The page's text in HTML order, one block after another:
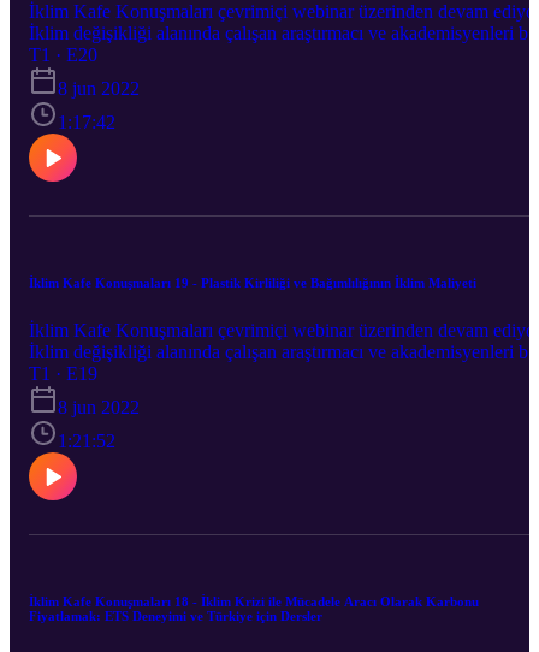
İklim Kafe Konuşmaları çevrimiçi webinar üzerinden devam
İklim değişikliği alanında çalışan araştırmacı ve akademisyenleri bir
araya getirdiğimiz İklim Kafe Konuşmaları’nın yirmincisi
Politik Ekonomisi ve Türkiye’nin Kömürden Çıkış Sürecinde
Ekolojik Hak Mücadelelerinin Rolü” 1 Haziran'da Ümit Şahin’in
moderatörlüğünde Ceren Ayas ile gerçekleşti.
T1 · E20
8 jun 2022
1:17:42
İklim Kafe Konuşmaları 19 - Plastik Kirliliği ve Bağımlılığının İklim Maliyeti
İklim Kafe Konuşmaları çevrimiçi webinar üzerinden devam
İklim değişikliği alanında çalışan araştırmacı ve akademisyenleri bir
araya getirdiğimiz İklim Kafe Konuşmaları’nın ondokuzuncusu
''Plastik Kirliliği ve Bağımlılığının İklim Maliyeti'' 11 Mayıs'ta
Şahin’in moderatörlüğünde Sedat Gündoğdu ile gerçekleşti.
T1 · E19
8 jun 2022
1:21:52
İklim Kafe Konuşmaları 18 - İklim Krizi ile Mücadele Aracı Olarak Karbonu
Fiyatlamak: ETS Deneyimi ve Türkiye için Dersler